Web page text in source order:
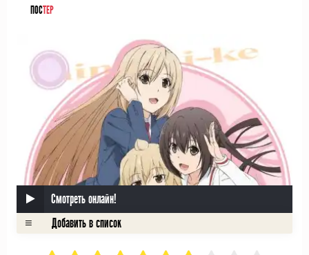
ПОСТЕР
Смотреть онлайн!